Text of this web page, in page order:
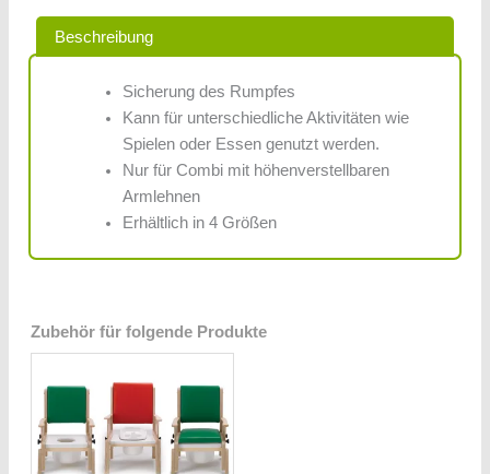
Beschreibung
Sicherung des Rumpfes
Kann für unterschiedliche Aktivitäten wie
Spielen oder Essen genutzt werden.
Nur für Combi mit höhenverstellbaren
Armlehnen
Erhältlich in 4 Größen
Zubehör für folgende Produkte